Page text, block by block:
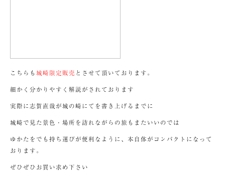
こちらも 城崎限定販売 とさせて頂いております。
細かく分かりやすく解説がされております
実際に志賀直哉が城の崎にてを書き上げるまでに
城崎で見た景色・場所を訪れながらの旅もまたいいのでは
ゆかたをでも持ち運びが便利なように、本自体がコンパクトになって
おります。
ぜひぜひお買い求め下さい